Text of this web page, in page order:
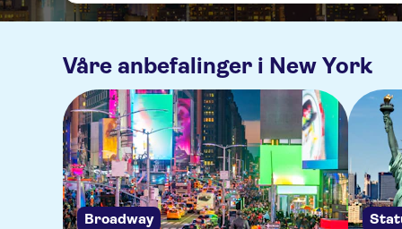
Våre anbefalinger i New York
Broadway